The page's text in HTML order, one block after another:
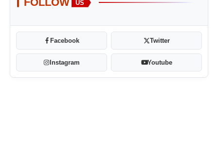
US
Facebook Twitter
Instagram Youtube